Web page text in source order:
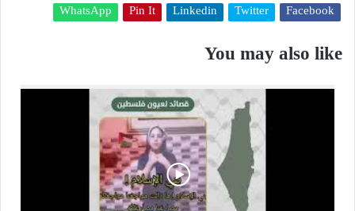
Facebook
Twitter
Linkedin
Pin It
WhatsApp
You may also like